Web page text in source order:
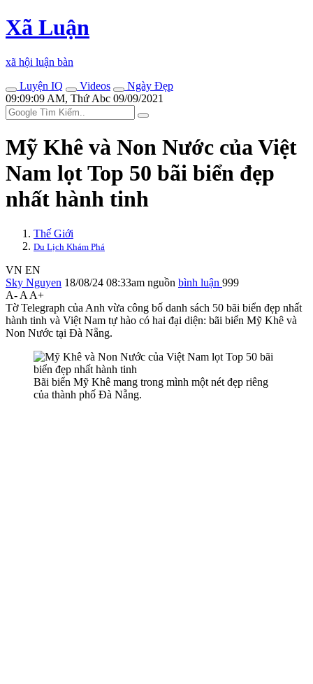
Xã Luận
xã hội luận bàn
Luyện IQ
Videos
Ngày Đẹp
09:09:09 AM, Thứ Abc 09/09/2021
Mỹ Khê và Non Nước của Việt
Nam lọt Top 50 bãi biển đẹp
nhất hành tinh
Thế Giới
Du Lịch Khám Phá
VN EN
Sky Nguyen 18/08/24 08:33am nguồn bình luận 999
A- A A+
Tờ Telegraph của Anh vừa công bố danh sách 50 bãi biển đẹp nhất
hành tinh và Việt Nam tự hào có hai đại diện: bãi biển Mỹ Khê và
Non Nước tại Đà Nẵng.
Bãi biển Mỹ Khê mang trong mình một nét đẹp riêng
của thành phố Đà Nẵng.